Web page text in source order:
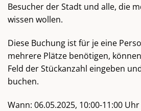
Besucher der Stadt und alle, die
wissen wollen.
Diese Buchung ist für je eine
mehrere Plätze benötigen,
Feld der Stückanzahl eingeben
buchen.
Wann: 06.05.2025, 10:00-11:00 Uhr